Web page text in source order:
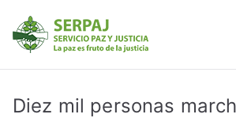
Diez mil personas